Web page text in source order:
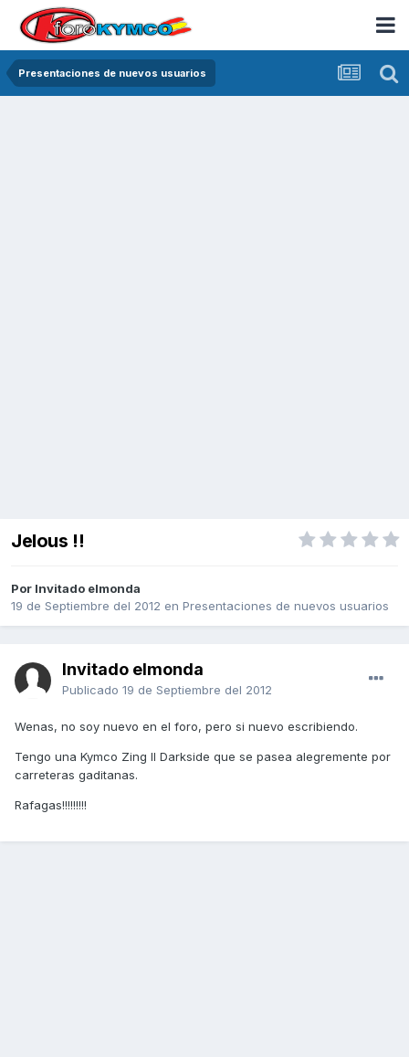
Presentaciones de nuevos usuarios
Jelous !!
Por Invitado elmonda
19 de Septiembre del 2012 en Presentaciones de nuevos usuarios
Invitado elmonda
Publicado 19 de Septiembre del 2012
Wenas, no soy nuevo en el foro, pero si nuevo escribiendo.
Tengo una Kymco Zing II Darkside que se pasea alegremente por
carreteras gaditanas.
Rafagas!!!!!!!!!